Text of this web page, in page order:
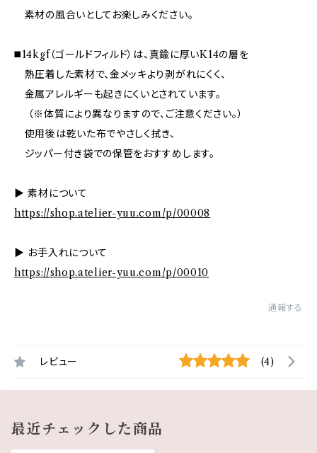
素材の風合いとしてお楽しみください。
◼️14kgf（ゴールドフィルド）は、真鍮に厚いK14の層を
熱圧着した素材で、金メッキより剥がれにくく、
金属アレルギーも起きにくいとされています。
（※体質により異なりますので、ご注意ください。）
使用後は乾いた布でやさしく拭き、
ジッパー付き袋での保管をおすすめします。
▶︎ 素材について
https://shop.atelier-yuu.com/p/00008
▶︎ お手入れについて
https://shop.atelier-yuu.com/p/00010
通報する
レビュー (4)
最近チェックした商品